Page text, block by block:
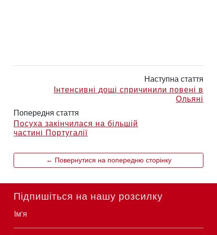
Наступна стаття
Інтенсивні дощі спричинили повені в
Ольяні
Попередня стаття
Посуха закінчилася на більшій
частині Португалії
← Повернутися на попередню сторінку
Підпишіться на нашу розсилку
Ім'я